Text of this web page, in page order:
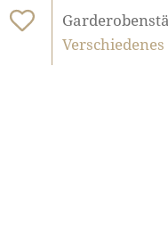
Verschiedenes